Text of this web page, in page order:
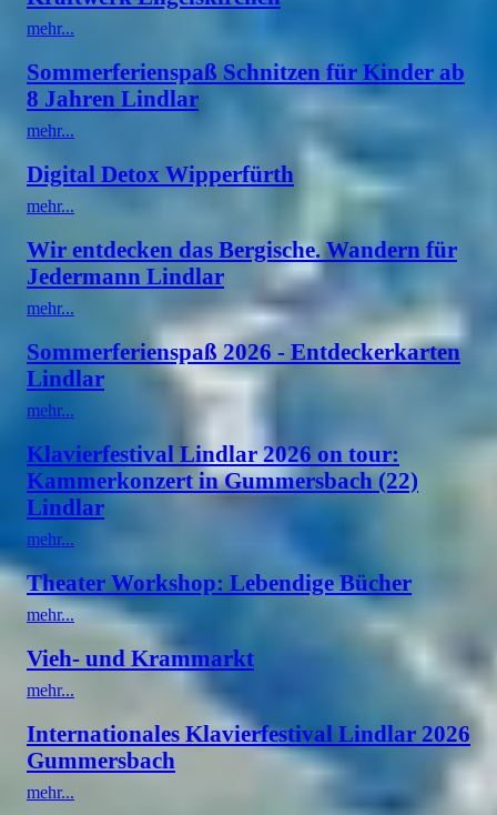
mehr...
Sommerferienspaß Schnitzen für Kinder ab
8 Jahren Lindlar
mehr...
Digital Detox Wipperfürth
mehr...
Wir entdecken das Bergische. Wandern für
Jedermann Lindlar
mehr...
Sommerferienspaß 2026 - Entdeckerkarten
Lindlar
mehr...
Klavierfestival Lindlar 2026 on tour:
Kammerkonzert in Gummersbach (22)
Lindlar
mehr...
Theater Workshop: Lebendige Bücher
mehr...
Vieh- und Krammarkt
mehr...
Internationales Klavierfestival Lindlar 2026
Gummersbach
mehr...